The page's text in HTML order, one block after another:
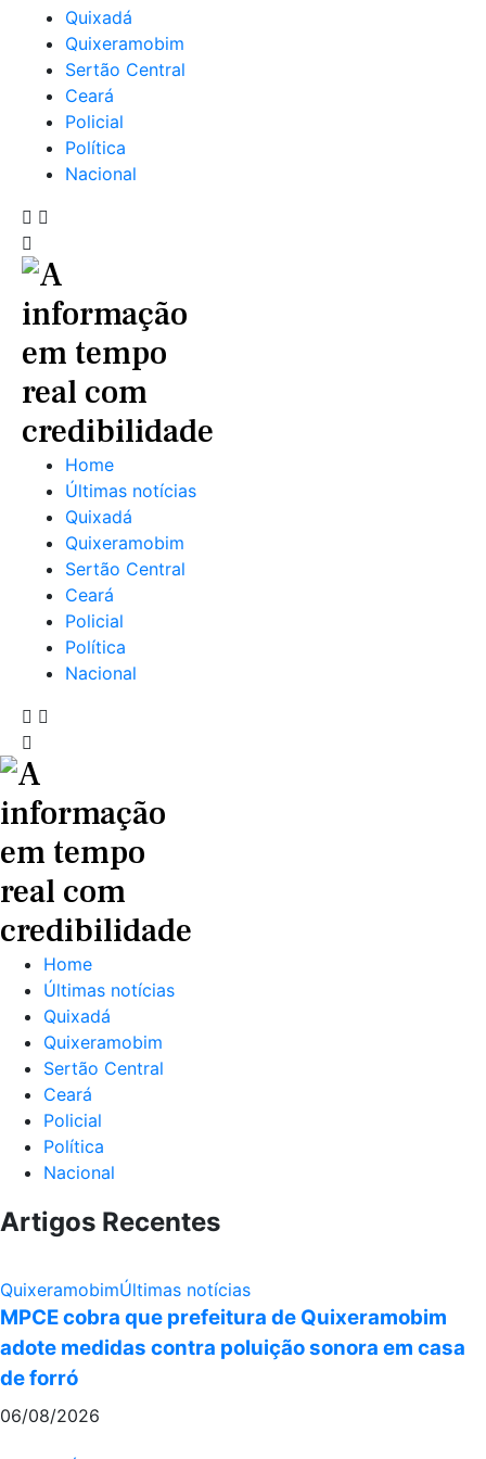
Quixadá
Quixeramobim
Sertão Central
Ceará
Policial
Política
Nacional
Home
Últimas notícias
Quixadá
Quixeramobim
Sertão Central
Ceará
Policial
Política
Nacional
Home
Últimas notícias
Quixadá
Quixeramobim
Sertão Central
Ceará
Policial
Política
Nacional
Artigos Recentes
QuixeramobimÚltimas notícias
MPCE cobra que prefeitura de Quixeramobim
adote medidas contra poluição sonora em casa
de forró
06/08/2026